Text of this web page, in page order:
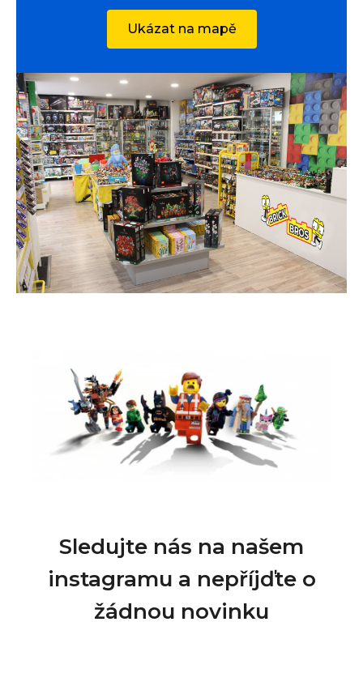
Ukázat na mapě
Sledujte nás na našem
instagramu a nepříjďte o
žádnou novinku